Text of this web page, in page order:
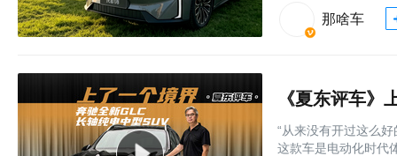
那啥车
“从来没有开过这么
这款车是电动化时代